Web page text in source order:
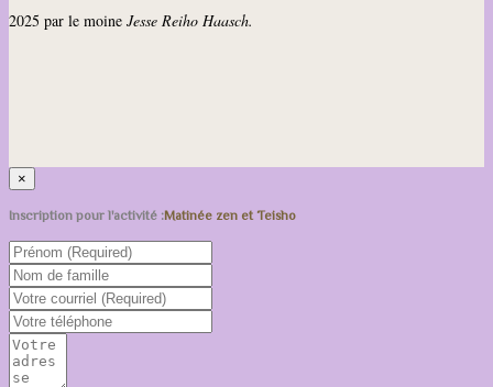
2025 par le moine Jesse Reiho Haasch.
×
Inscription pour l'activité :Matinée zen et Teisho